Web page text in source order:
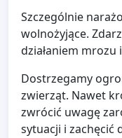
Szczególnie
wolnożyjące.
działaniem mrozu
Dostrzegamy
zwierząt. Nawet
zwrócić uwagę
sytuacji i zachęcić